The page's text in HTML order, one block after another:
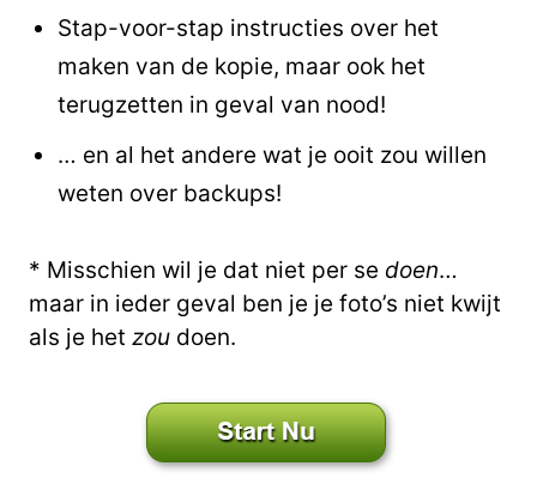
Stap-voor-stap instructies over het
maken van de kopie, maar ook het
terugzetten in geval van nood!
… en al het andere wat je ooit zou willen
weten over backups!
* Misschien wil je dat niet per se doen…
maar in ieder geval ben je je foto’s niet kwijt
als je het zou doen.